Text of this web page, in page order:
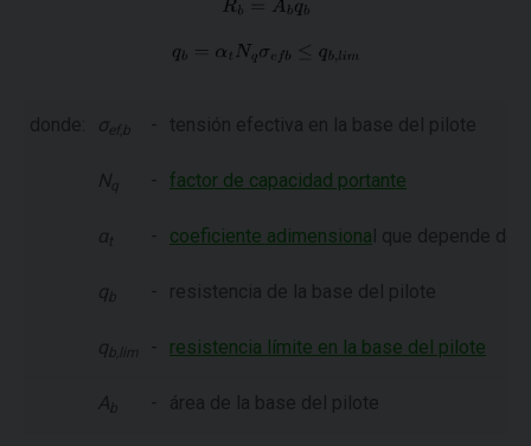
donde: σef,b - tensión efectiva en la base del pilote
N q - factor de capacidad portante
αt - coeficiente adimensional que depende de
q b - resistencia de la base del pilote
q b,lim - resistencia límite en la base del pilote
A b - área de la base del pilote